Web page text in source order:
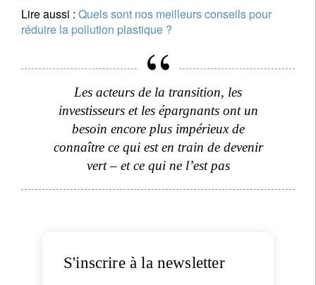
Lire aussi : Quels sont nos meilleurs conseils pour
réduire la pollution plastique ?
Les acteurs de la transition, les
investisseurs et les épargnants ont un
besoin encore plus impérieux de
connaître ce qui est en train de devenir
vert – et ce qui ne l’est pas
S'inscrire à la newsletter